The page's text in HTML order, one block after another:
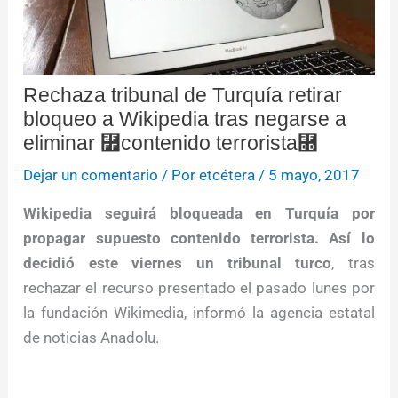
Rechaza tribunal de Turquía retirar
bloqueo a Wikipedia tras negarse a
eliminar ⿿contenido terrorista⿝
Dejar un comentario / Poretcétera / 5 mayo, 2017
Wikipedia seguirá bloqueada en Turquía por
propagar supuesto contenido terrorista. Así lo
decidió este viernes un tribunal turco, tras
rechazar el recurso presentado el pasado lunes por
la fundación Wikimedia, informó la agencia estatal
de noticias Anadolu.